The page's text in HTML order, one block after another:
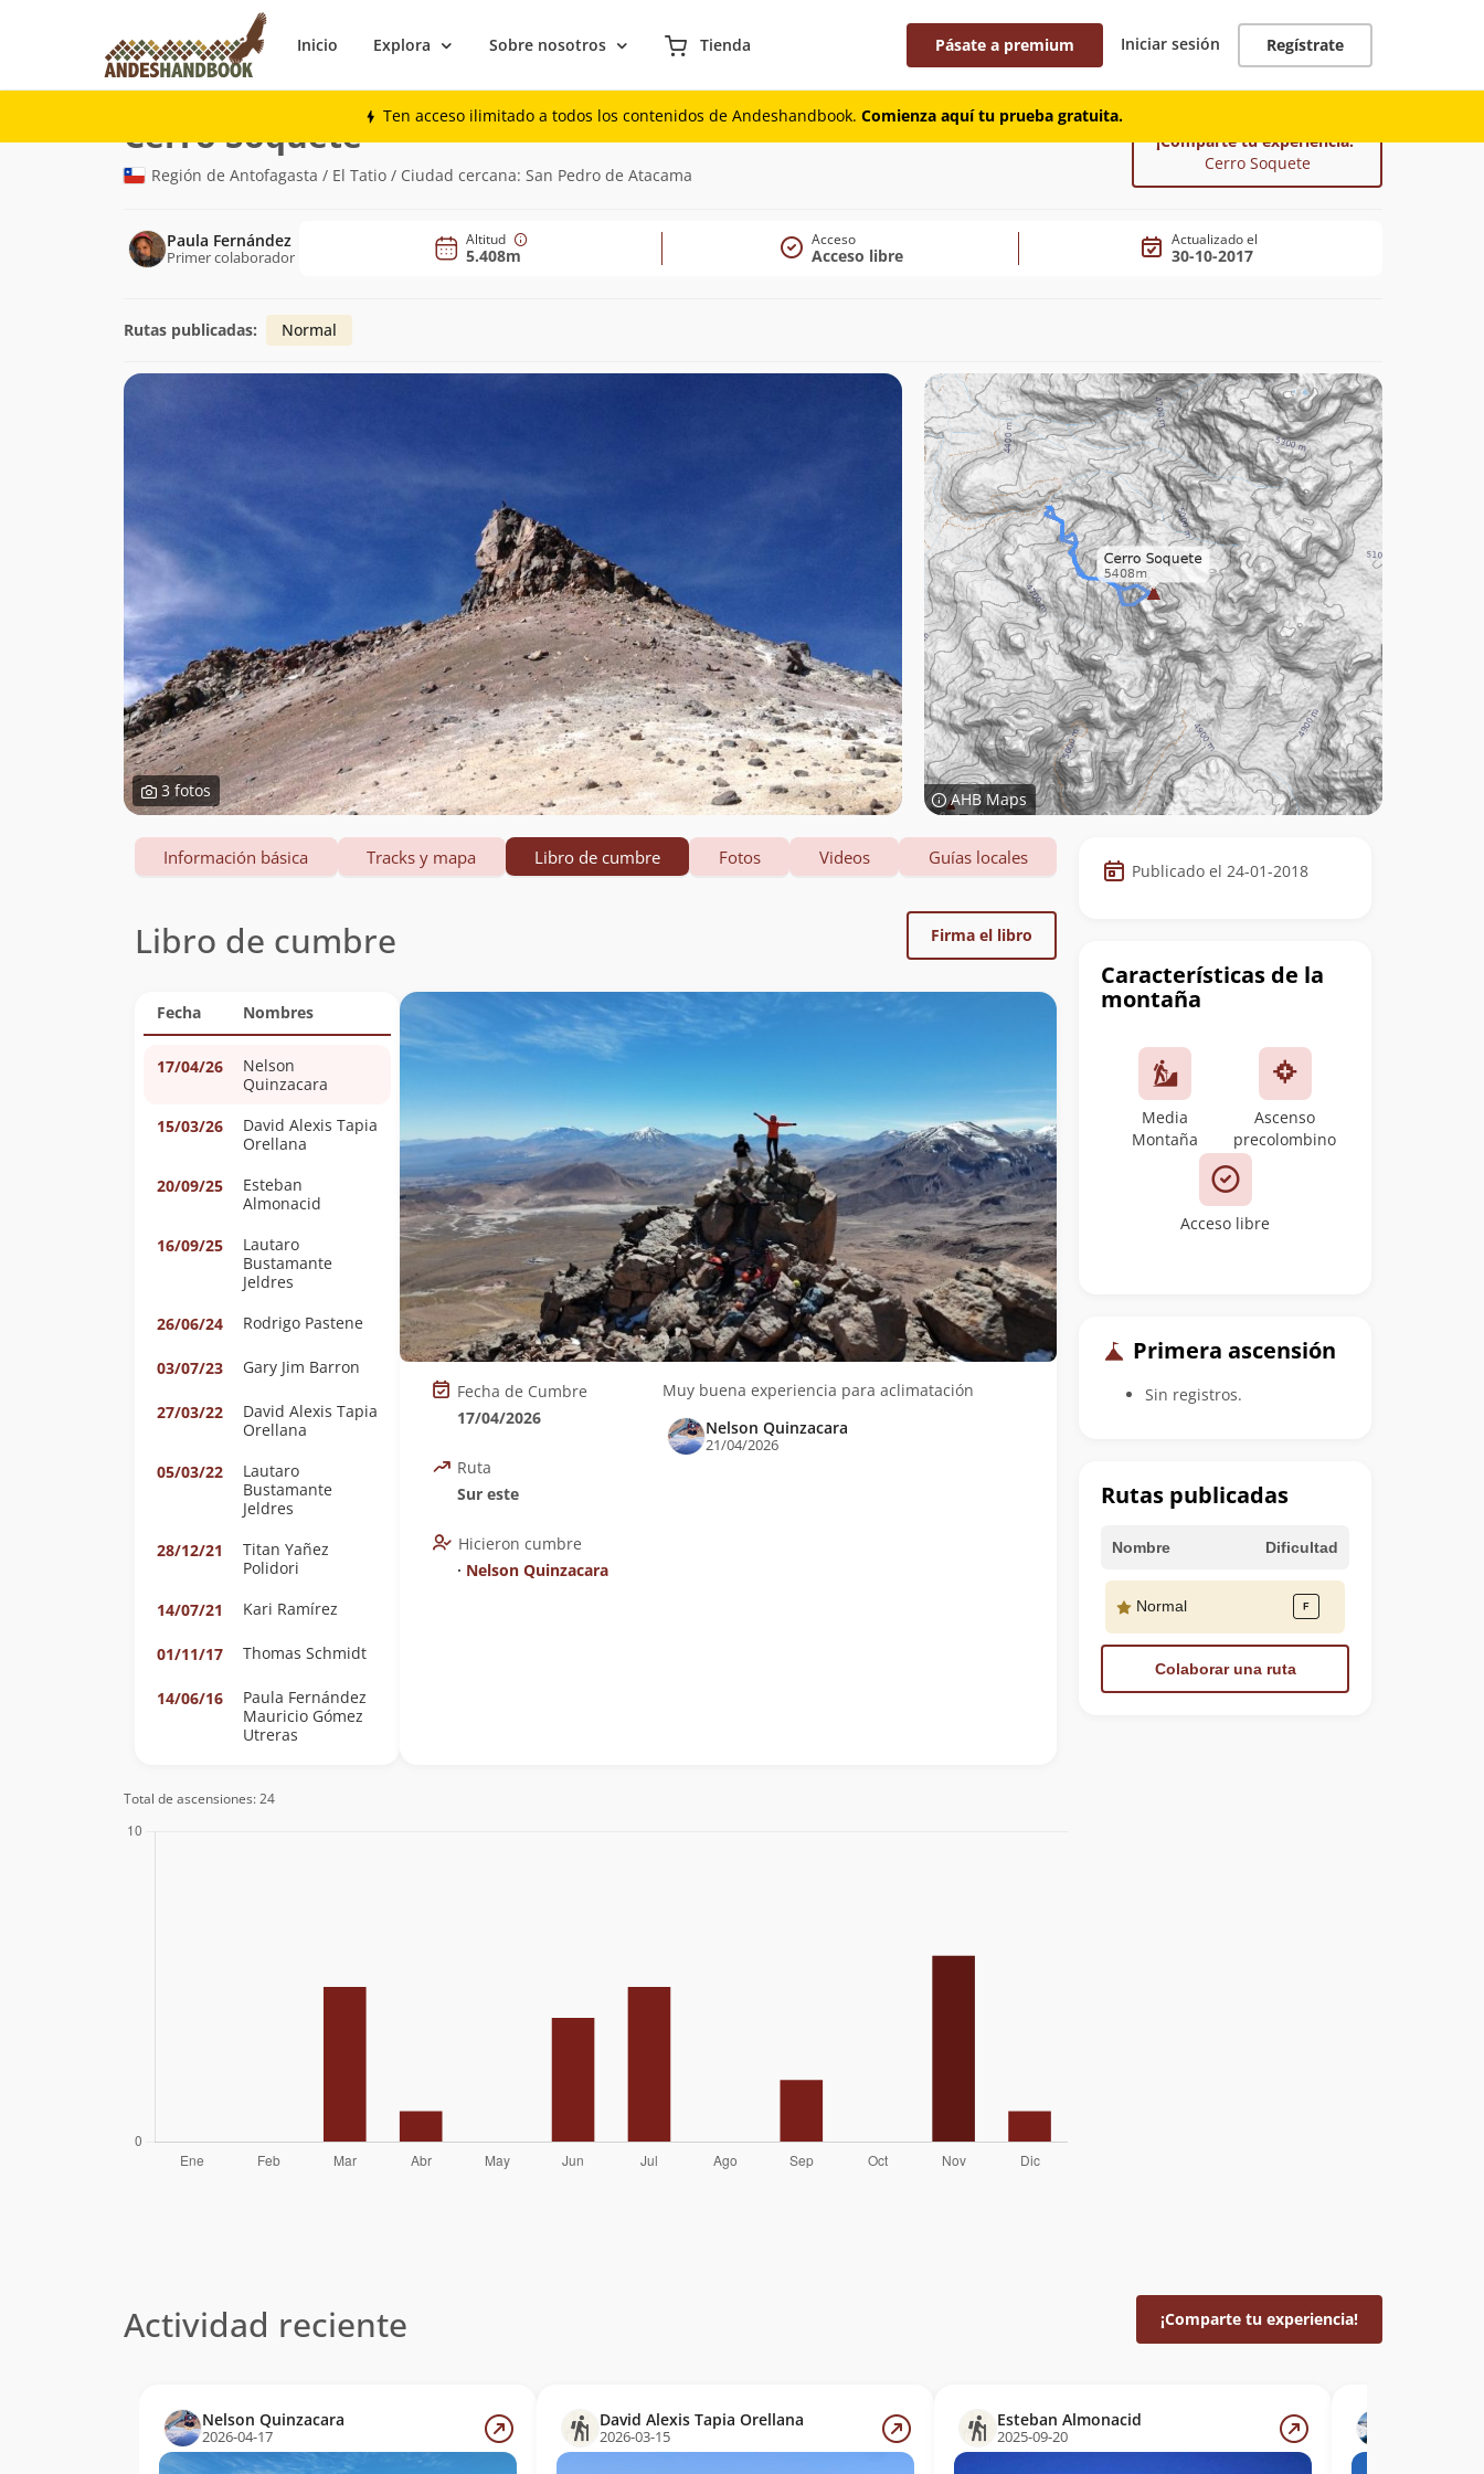
Inicio Explora Sobre nosotros Tienda Pásate a premium Iniciar sesión Regístrate
Ten acceso ilimitado a todos los contenidos de Andeshandbook. Comienza aquí tu prueba gratuita.
Montaña
Cerro Soquete(5.408m)
Región de Antofagasta / El Tatio / Ciudad cercana: San Pedro de Atacama
¡Comparte tu experiencia!
Cerro Soquete
Paula Fernández
Primer colaborador
Altitud
5.408m
Acceso
Acceso libre
Actualizado el
30-10-2017
Rutas publicadas: Normal
3 fotos AHB Maps
Datos
de
cumbre
Publicado el 24-01-2018
Características de la
montaña
Media
Montaña
Ascenso
precolombino
Acceso libre
Primera ascensión
Sin registros.
Rutas publicadas
Nombre Dificultad
Normal
Colaborar una ruta
Información básica Tracks y mapa Libro de cumbre Fotos Videos Guías locales
Libro de cumbre Firma el libro
Fecha Nombres
17/04/26
Nelson
Quinzacara
15/03/26
David Alexis Tapia
Orellana
20/09/25
Esteban
Almonacid
16/09/25
Lautaro
Bustamante
Jeldres
26/06/24
Rodrigo Pastene
03/07/23 Gary Jim Barron
27/03/22
David Alexis Tapia
Orellana
05/03/22
Lautaro
Bustamante
Jeldres
28/12/21
Titan Yañez
Polidori
14/07/21
Kari Ramírez
01/11/17 Thomas Schmidt
14/06/16
Paula Fernández
Mauricio Gómez
Utreras
Fecha de Cumbre
17/04/2026
Ruta
Sur este
Hicieron cumbre
∙ Nelson Quinzacara
Muy buena experiencia para aclimatación
Nelson Quinzacara
21/04/2026
Total de ascensiones: 24
Actividad reciente ¡Comparte tu experiencia!
Nelson Quinzacara
2026-04-17
David Alexis Tapia Orellana
2026-03-15
Esteban Almonacid
2025-09-20